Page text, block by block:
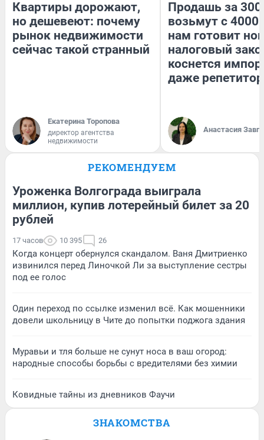
Квартиры дорожают,
но дешевеют: почему
рынок недвижимости
сейчас такой странный
Екатерина Торопова
директор агентства
недвижимости
Продашь за
возьмут с
нам готовит
налоговый
коснется
даже
Анастасия
РЕКОМЕНДУЕМ
Уроженка Волгограда выиграла
миллион, купив лотерейный билет за 20
рублей
17 часов 10 395 26
Когда концерт обернулся скандалом. Ваня Дмитриенко
извинился перед Линочкой Ли за выступление сестры
под ее голос
Один переход по ссылке изменил всё. Как мошенники
довели школьницу в Чите до попытки поджога здания
Муравьи и тля больше не сунут носа в ваш огород:
народные способы борьбы с вредителями без химии
Ковидные тайны из дневников Фаучи
ЗНАКОМСТВА